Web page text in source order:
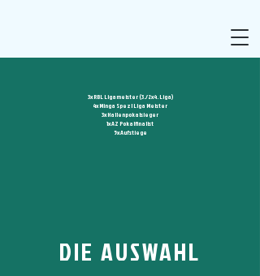
3x RBL Ligameister (3./2x4. Liga)
4x Minga Spezl Liga Meister
3x Hallenpokalsieger
1x AZ Pokalfinalist
5x Aufstiege
DIE AUSWAHL